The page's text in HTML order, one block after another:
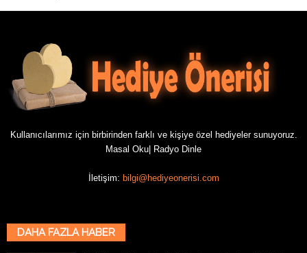
Kullanıcılarımız için birbirinden farklı ve kişiye özel hediyeler sunuyoruz.
Masal Oku Radyo Dinle
İletişim: bilgi@hediyeonerisi.com
DAHA FAZLA HABER